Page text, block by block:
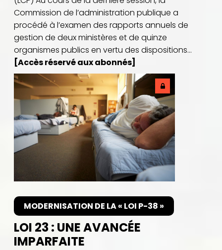
Commission de l’administration publique a
procédé à l’examen des rapports annuels de
gestion de deux ministères et de quinze
organismes publics en vertu des dispositions...
[Accès réservé aux abonnés]
MODERNISATION DE LA « LOI P-38 »
LOI 23 : UNE AVANCÉE
IMPARFAITE